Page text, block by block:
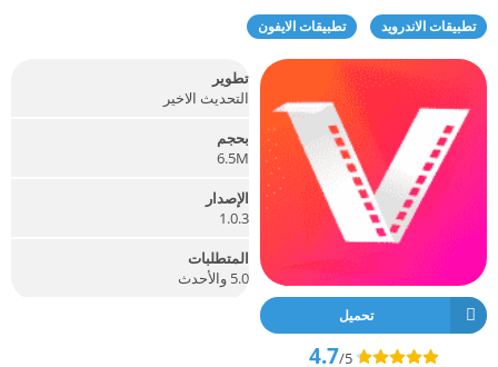
تطبيقات الاندرويد تطبيقات الايفون
تحميل
4.7/5
تطوير
التحديث الاخير
بحجم
6.5M
الإصدار
1.0.3
المتطلبات
5.0 والأحدث